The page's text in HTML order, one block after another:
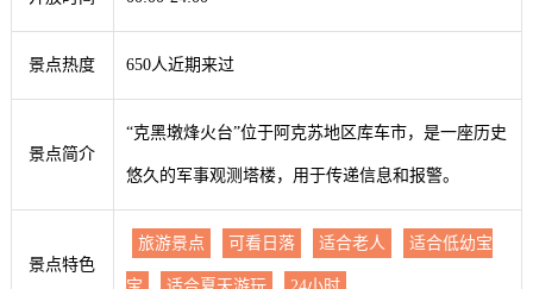
景点热度 650人近期来过
景点简介
“克黑墩烽火台”位于阿克苏地区库车市，是一座历史
悠久的军事观测塔楼，用于传递信息和报警。
景点特色
旅游景点 可看日落 适合老人 适合低幼宝